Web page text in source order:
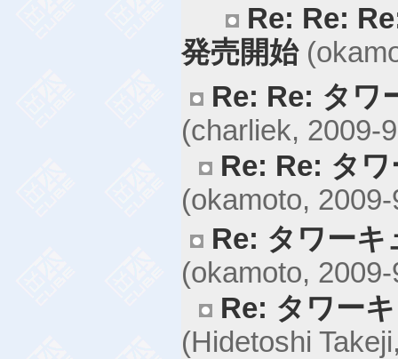
Re: Re:
発売開始
Re: Re: タワ
(charliek, 2009-
Re: Re: タ
(okamoto,
Re: タワーキ
(okamoto,
Re: タワー
(Hidetoshi